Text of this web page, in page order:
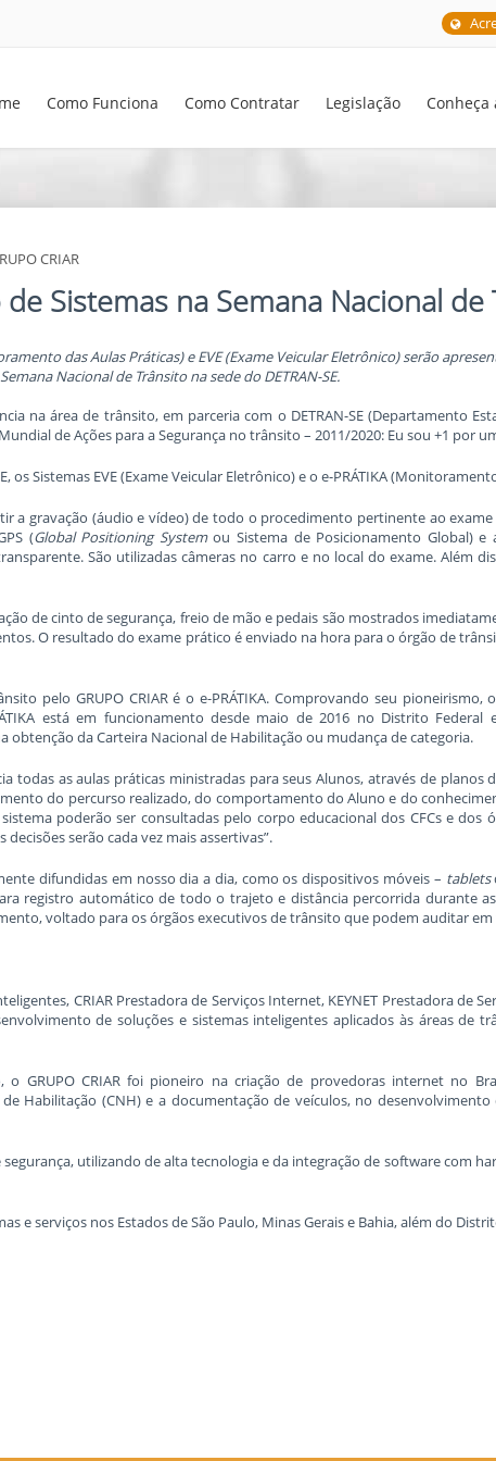
Como Funciona Como Contratar Legislação Conheça
CRIAR
Sistemas na Semana Nacional de
das Aulas Práticas) e EVE (Exame Veicular Eletrônico) serão
Semana Nacional de Trânsito na sede do DETRAN-SE.
na área de trânsito, em parceria com o DETRAN-SE (Departamento
de Ações para a Segurança no trânsito – 2011/2020: Eu sou +1 por
os Sistemas EVE (Exame Veicular Eletrônico) e o e-PRÁTIKA
a gravação (áudio e vídeo) de todo o procedimento pertinente ao
(Global Positioning Systemou Sistema de Posicionamento Global)
São utilizadas câmeras no carro e no local do exame. Além
de cinto de segurança, freio de mão e pedais são mostrados
O resultado do exame prático é enviado na hora para o órgão de
pelo GRUPO CRIAR é o e-PRÁTIKA. Comprovando seu pioneirismo,
está em funcionamento desde maio de 2016 no Distrito
da Carteira Nacional de Habilitação ou mudança de categoria.
todas as aulas práticas ministradas para seus Alunos, através de
do percurso realizado, do comportamento do Aluno e do
sistema poderão ser consultadas pelo corpo educacional dos CFCs e
serão cada vez mais assertivas”.
difundidas em nosso dia a dia, como os dispositivos móveis – tablets
registro automático de todo o trajeto e distância percorrida durante
voltado para os órgãos executivos de trânsito que podem auditar
CRIAR Prestadora de Serviços Internet, KEYNET Prestadora de
de soluções e sistemas inteligentes aplicados às áreas de
GRUPO CRIAR foi pioneiro na criação de provedoras internet no
Habilitação (CNH) e a documentação de veículos, no
utilizando de alta tecnologia e da integração de software com
e serviços nos Estados de São Paulo, Minas Gerais e Bahia, além do